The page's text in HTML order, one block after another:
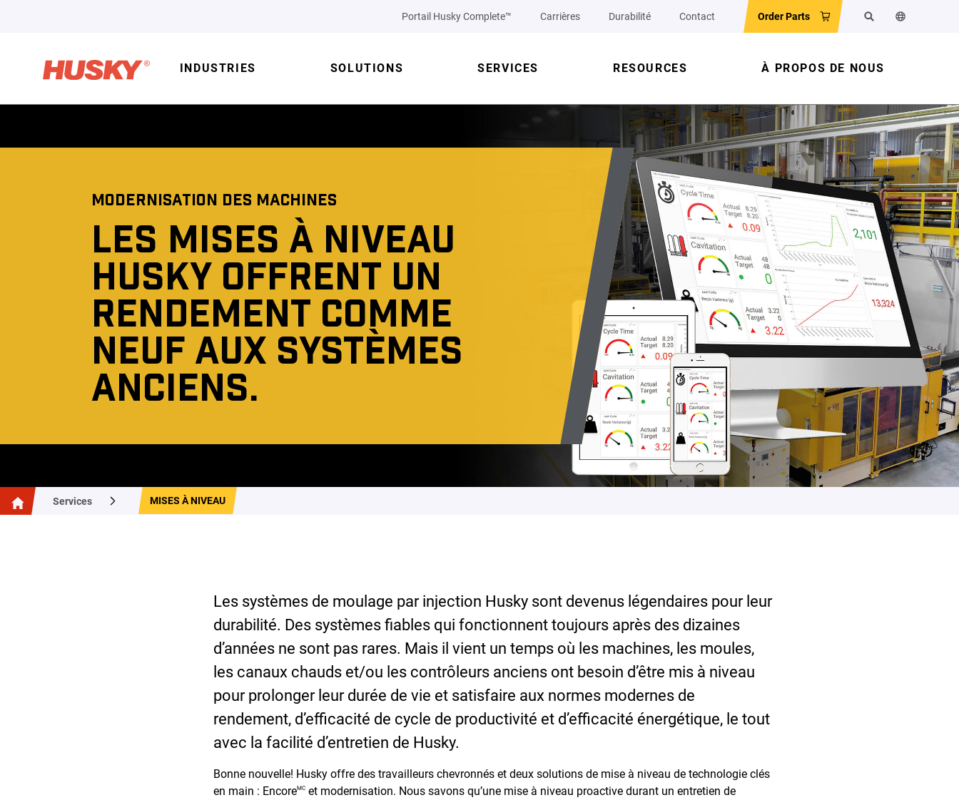
Portail Husky Complete™ Carrières Durabilité Contact Order Parts RechercherChanger la
INDUSTRIES SOLUTIONS SERVICES RESOURCES À PROPOS DE NOUS
MODERNISATION DES MACHINES
LES MISES À NIVEAU
HUSKY OFFRENT UN
RENDEMENT COMME
NEUF AUX SYSTÈMES
ANCIENS.
Services MISES À NIVEAU
Les systèmes de moulage par injection Husky sont devenus légendaires pour leur
durabilité. Des systèmes fiables qui fonctionnent toujours après des dizaines
d’années ne sont pas rares. Mais il vient un temps où les machines, les moules,
les canaux chauds et/ou les contrôleurs anciens ont besoin d’être mis à niveau
pour prolonger leur durée de vie et satisfaire aux normes modernes de
rendement, d’efficacité de cycle de productivité et d’efficacité énergétique, le tout
avec la facilité d’entretien de Husky.
Bonne nouvelle! Husky offre des travailleurs chevronnés et deux solutions de mise à niveau de technologie clés
en main : EncoreMCet modernisation. Nous savons qu’une mise à niveau proactive durant un entretien de